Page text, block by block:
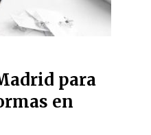
para
en